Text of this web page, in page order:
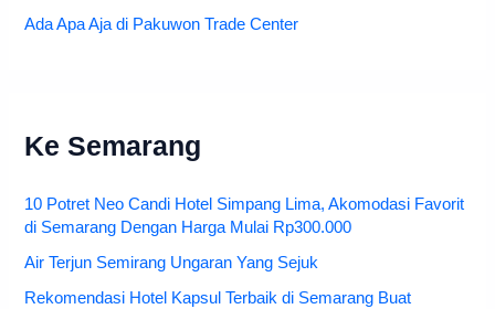
Ada Apa Aja di Pakuwon Trade Center
Ke Semarang
10 Potret Neo Candi Hotel Simpang Lima, Akomodasi Favorit
di Semarang Dengan Harga Mulai Rp300.000
Air Terjun Semirang Ungaran Yang Sejuk
Rekomendasi Hotel Kapsul Terbaik di Semarang Buat